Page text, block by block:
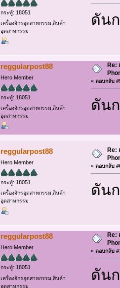
กระทู้: 18051
เครื่องจักรอุตสาหกรรม,สินค้า
อุตสาหกรรม
ดัน
reggularpost88
Hero Member
กระทู้: 18051
เครื่องจักรอุตสาหกรรม,สินค้า
อุตสาหกรรม
Re:
«ตอบกลับ
ดัน
reggularpost88
Hero Member
กระทู้: 18051
เครื่องจักรอุตสาหกรรม,สินค้า
อุตสาหกรรม
Re:
«ตอบกลับ
ดัน
reggularpost88
Hero Member
กระทู้: 18051
เครื่องจักรอุตสาหกรรม,สินค้า
อุตสาหกรรม
Re:
«ตอบกลับ
ดัน